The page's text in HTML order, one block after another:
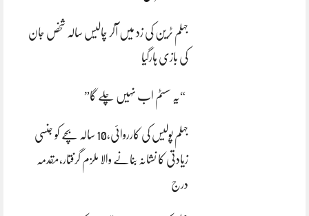
جہلم ٹرین کی زد میں آکر چالیس سالہ شخص جان
کی بازی ہارگیا
“یہ سسٹم اب نہیں چلے گا”
جہلم پولیس کی کارروائی،10 سالہ بچے کو جنسی
زیادتی کا نشانہ بنانے والا ملزم گرفتار،مقدمہ
درج